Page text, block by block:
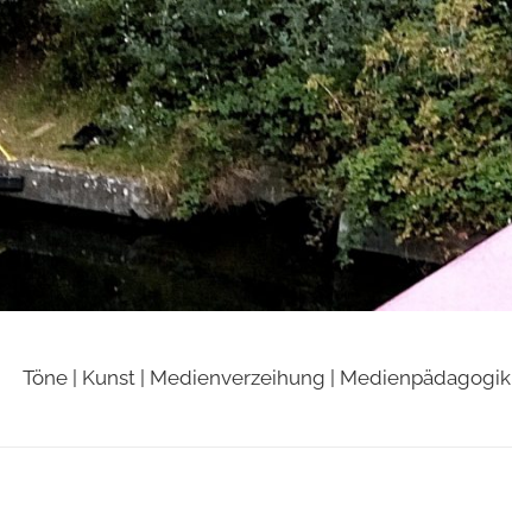
Töne | Kunst | Medienverzeihung | Medienpädagogik